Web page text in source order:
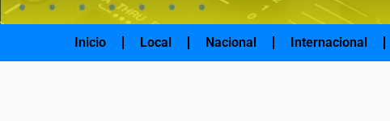
Inicio Local Nacional Internacional